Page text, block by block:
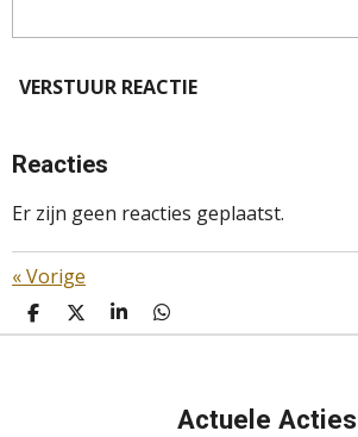
VERSTUUR REACTIE
Reacties
Er zijn geen reacties geplaatst.
«Vorige
D
E
D
E
S
H
D
E
Actuele Acties